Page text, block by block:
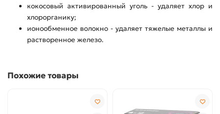
кокосовый активированный уголь - удаляет хлор и
хлорорганику;
ионообменное волокно - удаляет тяжелые металлы и
растворенное железо.
Похожие товары